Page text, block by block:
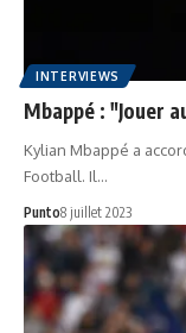
INTERVIEWS
Mbappé : "Jouer
Kylian Mbappé a
Football. Il…
Punto8 juillet 2023